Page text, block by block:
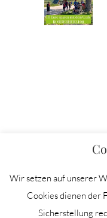
Wir setzen auf unserer
Cookies dienen der
Sicherstellung